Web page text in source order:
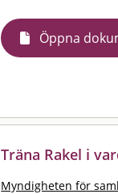
Öppna
Träna Rakel i
Myndigheten för